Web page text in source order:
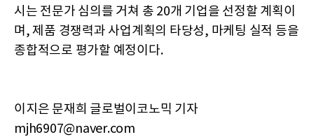
시는 전문가 심의를 거쳐 총 20개 기업을 선정할 계획이
며, 제품 경쟁력과 사업계획의 타당성, 마케팅 실적 등을
종합적으로 평가할 예정이다.
이지은 문재희 글로벌이코노믹 기자
mjh6907@naver.com